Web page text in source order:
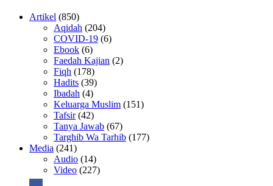
Artikel (850)
Aqidah (204)
COVID-19 (6)
Ebook (6)
Faedah Kajian (2)
Fiqh (178)
Hadits (39)
Ibadah (4)
Keluarga Muslim (151)
Tafsir(42)
Tanya Jawab (67)
Targhib Wa Tarhib (177)
Media (241)
Audio (14)
Video (227)